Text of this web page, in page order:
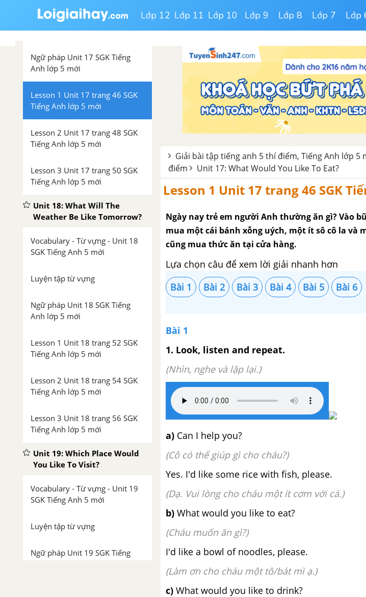
Lớp 12 Lớp 11 Lớp 10 Lớp 9 Lớp 8 Lớp 7 Lớp
Luyện tập từ vựng
Ngữ pháp Unit 17 SGK Tiếng
Anh lớp 5 mới
Lesson 1 Unit 17 trang 46 SGK
Tiếng Anh lớp 5 mới
Lesson 2 Unit 17 trang 48 SGK
Tiếng Anh lớp 5 mới
Lesson 3 Unit 17 trang 50 SGK
Tiếng Anh lớp 5 mới
Unit 18: What Will The
Weather Be Like Tomorrow?
Vocabulary - Từ vựng - Unit 18
SGK Tiếng Anh 5 mới
Luyện tập từ vựng
Ngữ pháp Unit 18 SGK Tiếng
Anh lớp 5 mới
Lesson 1 Unit 18 trang 52 SGK
Tiếng Anh lớp 5 mới
Lesson 2 Unit 18 trang 54 SGK
Tiếng Anh lớp 5 mới
Lesson 3 Unit 18 trang 56 SGK
Tiếng Anh lớp 5 mới
Unit 19: Which Place Would
You Like To Visit?
Vocabulary - Từ vựng - Unit 19
SGK Tiếng Anh 5 mới
Luyện tập từ vựng
Ngữ pháp Unit 19 SGK Tiếng
Giải bài tập tiếng anh 5 thí điểm, Tiếng Anh lớp
điểm
Unit 17: What Would You Like To Eat?
Lesson 1 Unit 17 trang 46 SGK
Ngày nay trẻ em người Anh thường ăn gì? Vào
mua một cái bánh xỗng uých, một ít sô cô la và
cũng mua thức ăn tại cửa hàng.
Lựa chọn câu để xem lời giải nhanh hơn
Bài 1
Bài 2 Bài 3 Bài 4 Bài 5 Bài 6
Bài 1
1. Look, listen and repeat.
(Nhìn, nghe và lặp lại.)
a) Can I help you?
(Cô có thể giúp gì cho cháu?)
Yes. I'd like some rice with fish, please.
(Dạ. Vui lòng cho cháu một ít cơm với cá.)
b) What would you like to eat?
(Cháu muốn ăn gì?)
I'd like a bowl of noodles, please.
(Làm ơn cho cháu một tô/bát mì ạ.)
c) What would you like to drink?